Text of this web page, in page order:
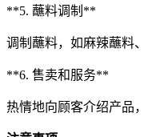
**5. 蘸料调制**
调制蘸料，如麻辣蘸料
**6. 售卖和服务**
热情地向顾客介绍产品